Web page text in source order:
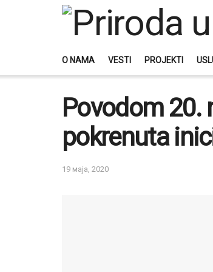
O NAMA VESTI PROJEKTI
Povodom 20.
pokrenuta
19 маја, 2020